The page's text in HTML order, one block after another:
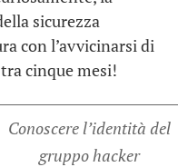
sicurezza
con l’avvicinarsi di
cinque mesi!
Conoscere l’identità del
gruppo hacker